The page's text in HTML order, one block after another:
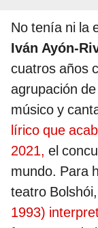
No tenía ni la
Iván Ayón-
cuatros años
agrupación
músico y
lírico que
2021, el
mundo. Para
teatro
1993)